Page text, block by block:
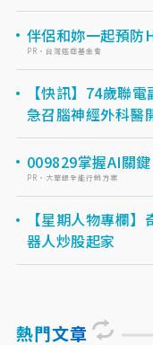
伴侶和妳一起預防
PR・台灣癌症基金會
【快訊】74歲聯
急召腦神經外科醫
009829掌握AI關
PR・大華銀全能行銷方案
【星期人物專欄
器人炒股起家
熱門文章